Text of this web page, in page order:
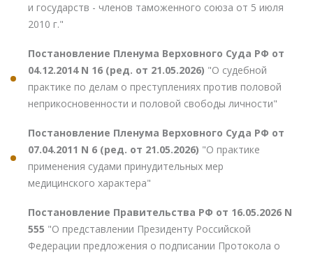
и государств - членов таможенного союза от 5 июля
2010 г."
Постановление Пленума Верховного Суда РФ от
04.12.2014 N 16 (ред. от 21.05.2026) "О судебной
практике по делам о преступлениях против половой
неприкосновенности и половой свободы личности"
Постановление Пленума Верховного Суда РФ от
07.04.2011 N 6 (ред. от 21.05.2026) "О практике
применения судами принудительных мер
медицинского характера"
Постановление Правительства РФ от 16.05.2026 N
555 "О представлении Президенту Российской
Федерации предложения о подписании Протокола о